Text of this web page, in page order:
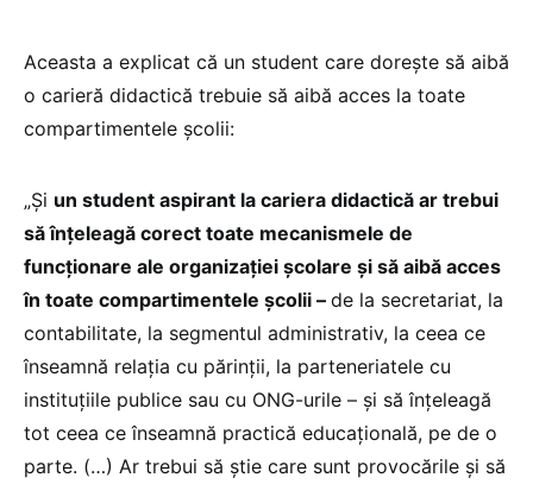
Aceasta a explicat că un student care dorește să aibă
o carieră didactică trebuie să aibă acces la toate
compartimentele școlii:
„Și un student aspirant la cariera didactică ar trebui
să înțeleagă corect toate mecanismele de
funcționare ale organizației școlare și să aibă acces
în toate compartimentele școlii – de la secretariat, la
contabilitate, la segmentul administrativ, la ceea ce
înseamnă relația cu părinții, la parteneriatele cu
instituțiile publice sau cu ONG-urile – și să înțeleagă
tot ceea ce înseamnă practică educațională, pe de o
parte. (…) Ar trebui să știe care sunt provocările și să